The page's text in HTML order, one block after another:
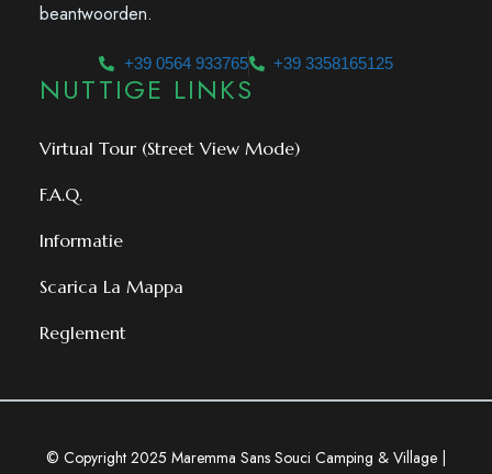
beantwoorden.
+39 0564 933765 +39 3358165125
NUTTIGE LINKS
Virtual Tour (Street View Mode)
F.A.Q.
Informatie
Scarica La Mappa
Reglement
© Copyright 2025 Maremma Sans Souci Camping & Village |